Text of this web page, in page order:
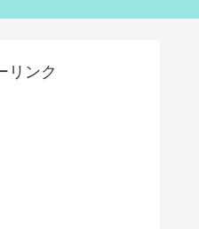
リンク